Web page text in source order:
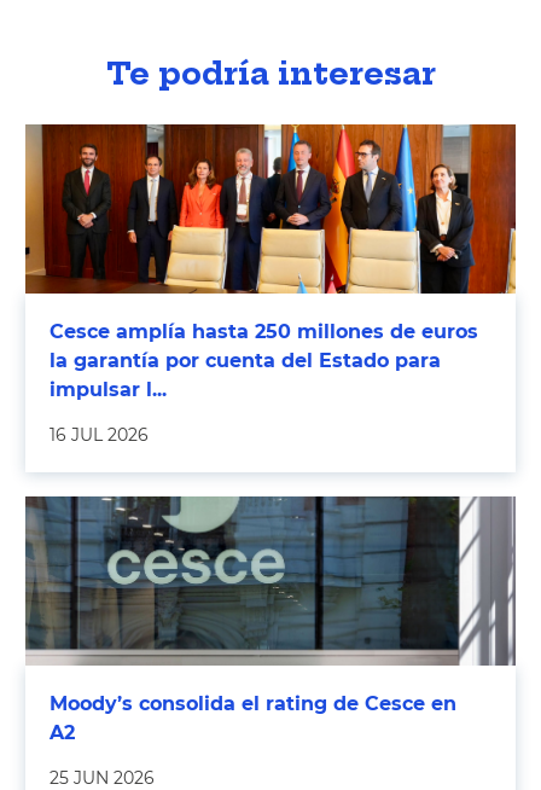
Te podría interesar
Cesce amplía hasta 250 millones de euros
la garantía por cuenta del Estado para
impulsar l...
16 JUL 2026
Moody’s consolida el rating de Cesce en
A2
25 JUN 2026